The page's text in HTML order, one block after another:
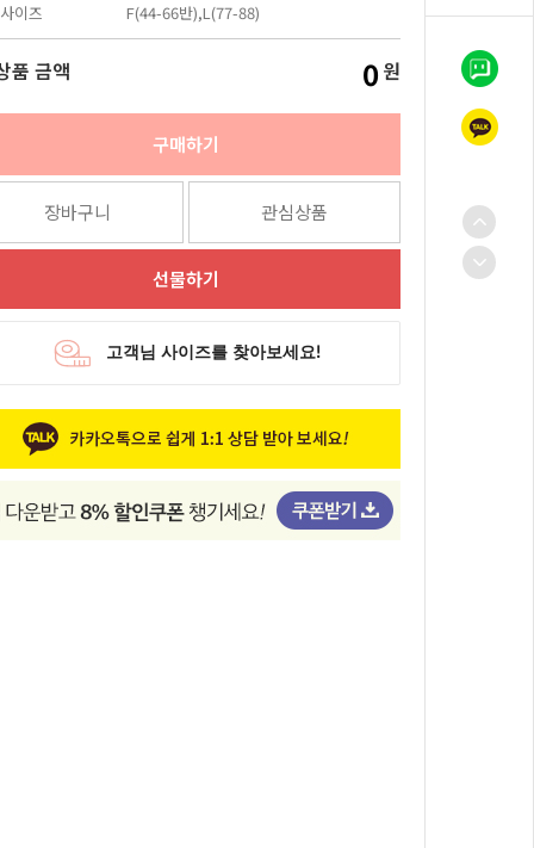
이즈 F(44-66반),L(77-88)
품 금액 0 원
구매하기
장바구니 관심상품
선물하기